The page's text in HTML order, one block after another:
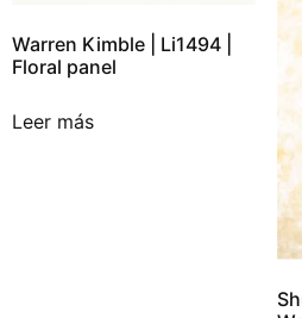
Warren Kimble | Li1494 |
Floral panel
Leer más